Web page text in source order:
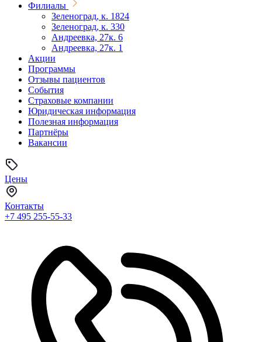
Филиалы
Зеленоград, к. 1824
Зеленоград, к. 330
Андреевка, 27к. 6
Андреевка, 27к. 1
Акции
Программы
Отзывы пациентов
События
Страховые компании
Юридическая информация
Полезная информация
Партнёры
Вакансии
Цены
Контакты
+7 495 255-55-33